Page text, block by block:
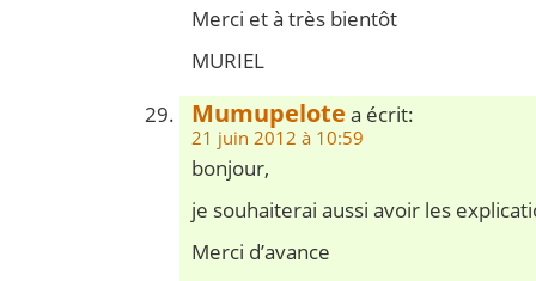
Merci et à très bientôt
MURIEL
Mumupelote a écrit:
21 juin 2012 à 10:59
bonjour,
je souhaiterai aussi avoir les
Merci d’avance